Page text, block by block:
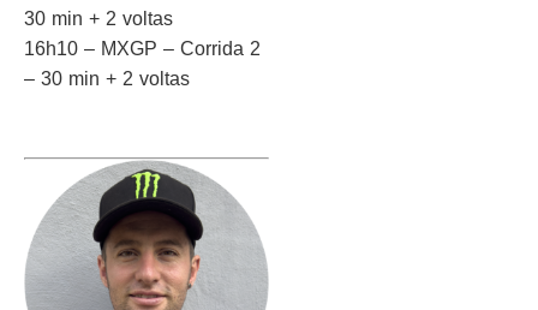
30 min + 2 voltas
16h10 – MXGP – Corrida 2
– 30 min + 2 voltas